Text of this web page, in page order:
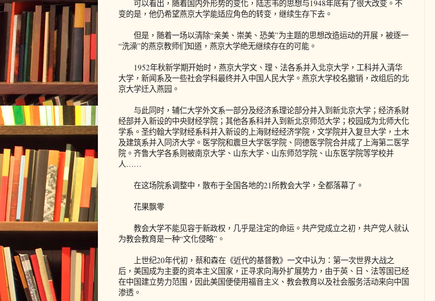
可以看出，随着国内外形势的变化，陆志韦的思想与1948年底有了很大改变。不
变的是，他仍希望燕京大学能适应角色的转变，继续生存下去。
但是，随着一场以清除“亲美、崇美、恐美”为主题的思想改造运动的开展，被逐一
“洗澡”的燕京教师们知道，燕京大学绝无继续存在的可能。
1952年秋新学期开始时，燕京大学文、理、法各系并入北京大学，工科并入清华
大学，新闻系及一些社会学科最终并入中国人民大学。燕京大学校名撤销，改组后的北
京大学迁入燕园。
与此同时，辅仁大学外文系一部分及经济系理论部分并入到新北京大学；经济系财
经部并入新设的中央财经学院；其他各系科并入到新北京师范大学；校园成为北师大化
学系。圣约翰大学财经系科并入新设的上海财经经济学院，文学院并入复旦大学，土木
及建筑系并入同济大学。医学院和震旦大学医学院、同德医学院合并成了上海第二医学
院。齐鲁大学各系则被南京大学、山东大学、山东师范学院、山东医学院等学校并
人……
在这场院系调整中，散布于全国各地的21所教会大学，全都落幕了。
花果飘零
教会大学不能见容于新政权，几乎是注定的命运。共产党成立之初，共产党人就认
为教会教育是一种“文化侵略”。
上世纪20年代初，蔡和森在《近代的基督教》一文中认为：第一次世界大战之
后，美国成为主要的资本主义国家，正寻求向海外扩展势力，由于英、日、法等国已经
在中国建立势力范围，因此美国便使用福音主义、教会教育以及社会服务活动来向中国
渗透。